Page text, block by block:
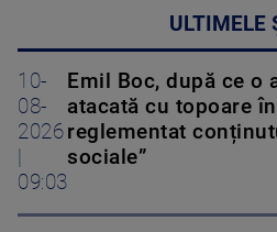
ULTIMELE
10-
08-
2026
|
09:03
Emil Boc, după ce o
atacată cu topoare
reglementat
sociale”